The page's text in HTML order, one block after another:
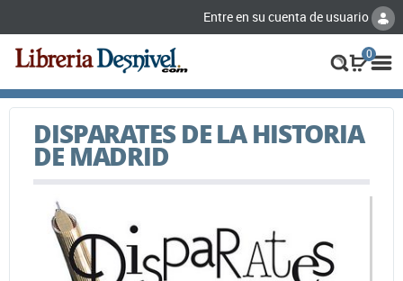
Entre en su cuenta de usuario
0
DISPARATES DE LA HISTORIA
DE MADRID